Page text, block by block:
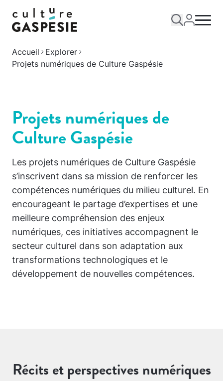
Accueil
Explorer
Projets numériques de Culture Gaspésie
Projets numériques de
Culture Gaspésie
Les projets numériques de Culture Gaspésie
s’inscrivent dans sa mission de renforcer les
compétences numériques du milieu culturel. En
encourageant le partage d’expertises et une
meilleure compréhension des enjeux
numériques, ces initiatives accompagnent le
secteur culturel dans son adaptation aux
transformations technologiques et le
développement de nouvelles compétences.
Récits et perspectives numériques